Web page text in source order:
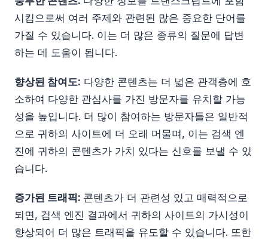
시킴으로써 여러 주제와 관련된 많은 중요한 단어를
가질 수 있습니다. 이는 더 많은 종류의 질문에 답변
하는 데 도움이 됩니다.
향상된 참여도: 다양한 콘텐츠는 더 넓은 관객층에 호
소하여 다양한 관심사를 가진 방문자를 유치할 가능
성을 높입니다. 더 많이 참여하는 방문자들은 일반적
으로 귀하의 사이트에 더 오래 머물며, 이는 검색 엔
진에 귀하의 콘텐츠가 가치 있다는 신호를 보낼 수 있
습니다.
증가된 트래픽: 콘텐츠가 더 관련성 있고 매력적으로
되면, 검색 엔진 결과에서 귀하의 사이트의 가시성이
향상되어 더 많은 트래픽을 유도할 수 있습니다. 또한